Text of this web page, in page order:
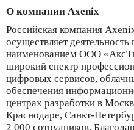
О компании Axenix
Российская компания
осуществляет
наименованием ООО
широкий спектр
цифровых сервисов,
обеспечения
центрах разработки в
Краснодаре, Санкт-
2 000 сотрудников.